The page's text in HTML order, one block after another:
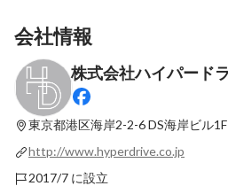
「金稼ぎたい」じゃ弱すぎた！体育会
の私が営業の道で見つけた本気の就活
最新順で表示
会社情報
株式会社ハイパード
東京都港区海岸2-2-6DS海岸ビル1F
http://www.hyperdrive.co.jp
2017/7 に設立